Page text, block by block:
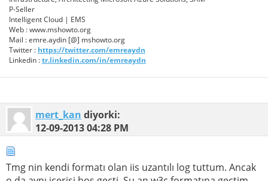
P-Seller
Intelligent Cloud | EMS
Web : www.mshowto.org
Mail : emre.aydin [@] mshowto.org
Twitter : https://twitter.com/emreaydn
Linkedin :tr.linkedin.com/in/emreaydn
mert_kan diyorki:
12-09-201304:28 PM
Tmg nin kendi formatı olan iis uzantılı log tuttum. Ancak